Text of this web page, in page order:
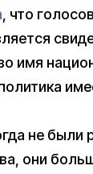
, что
имя
не были
они